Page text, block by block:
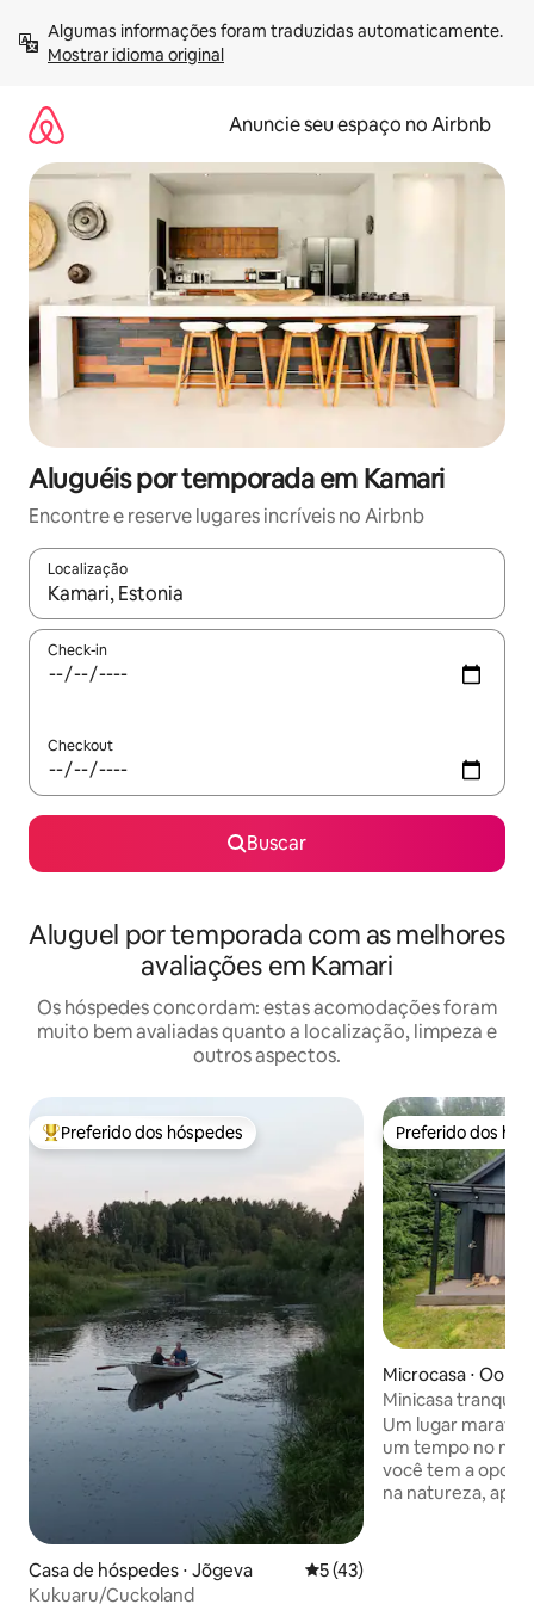
para
Mostrar idioma original
Anuncie seu espaço no Airbnb
Aluguéis por temporada em Kamari
Encontre e reserve lugares incríveis no Airbnb
Localização
Quando os resultados estiverem disponíveis, explore-os
Check-in
Checkout
Buscar
Aluguel por temporada com as melhores
avaliações em Kamari
Os hóspedes concordam: estas acomodações foram
muito bem avaliadas quanto a localização, limpeza e
outros aspectos.
Entre os melhores preferidos dos hóspedes
Preferido dos hóspedes
Casa de hóspedes ⋅ Jõgeva 5 de uma avaliação média
5 (43)
Kukuaru/Cuckoland
Preferido dos
Preferido dos
Microcasa ⋅
Minicasa
Um lugar
um tempo no meio
você tem a
na natureza,